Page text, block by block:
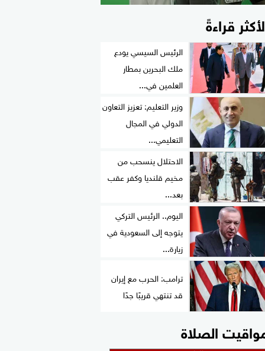
قراءةً
الرئيس السيسي يودع
ملك البحرين بمطار
العلمين في...
وزير التعليم: تعزيز التعاون
الدولي في المجال
التعليمي...
الاحتلال ينسحب من
مخيم قلنديا وكفر عقب
بعد...
اليوم.. الرئيس التركي
يتوجه إلى السعودية في
زيارة...
ترامب: الحرب مع إيران
قد تنتهي قريبًا جدًا
الصلاة